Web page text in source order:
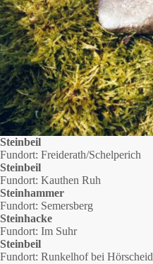
Steinbeil
Fundort: Freiderath/Schelperich
Steinbeil
Fundort: Kauthen Ruh
Steinhammer
Fundort: Semersberg
Steinhacke
Fundort: Im Suhr
Steinbeil
Fundort: Runkelhof bei Hörscheid